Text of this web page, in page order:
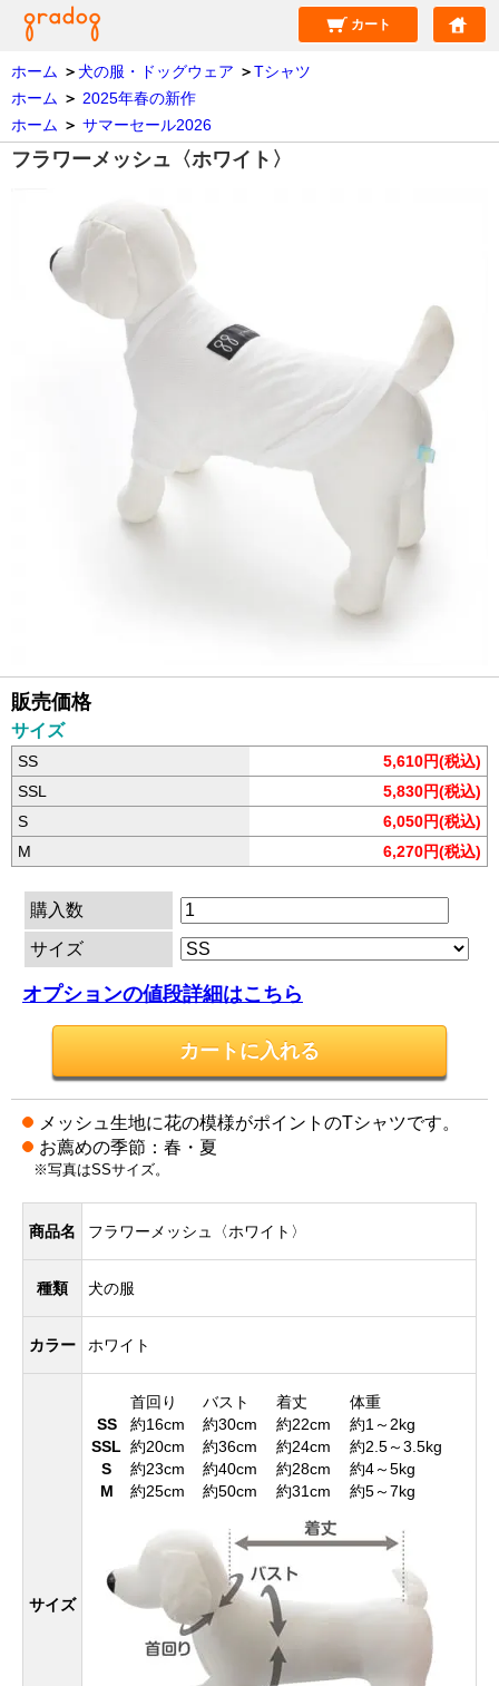
カート
ホーム ＞犬の服・ドッグウェア ＞Tシャツ
ホーム ＞ 2025年春の新作
ホーム ＞ サマーセール2026
フラワーメッシュ〈ホワイト〉
販売価格
サイズ
SS
5,610円(税込)
SSL
5,830円(税込)
S
6,050円(税込)
M
6,270円(税込)
購入数
サイズ
オプションの値段詳細はこちら
メッシュ生地に花の模様がポイントのTシャツです。
お薦めの季節：春・夏
※写真はSSサイズ。
商品名 フラワーメッシュ〈ホワイト〉
種類 犬の服
カラー ホワイト
サイズ
首回り バスト 着丈
体重
SS
約16cm 約30cm 約22cm
約1～2kg
SSL 約20cm 約36cm 約24cm
約2.5～3.5kg
S
約23cm 約40cm 約28cm
約4～5kg
M
約25cm 約50cm 約31cm 約5～7kg